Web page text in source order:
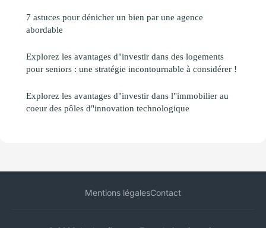
7 astuces pour dénicher un bien par une agence
abordable
Explorez les avantages d"investir dans des logements
pour seniors : une stratégie incontournable à considérer !
Explorez les avantages d"investir dans l"immobilier au
coeur des pôles d"innovation technologique
Mentions légalesContact